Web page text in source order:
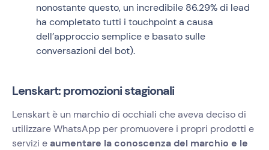
nonostante questo, un incredibile 86.29% di lead
ha completato tutti i touchpoint a causa
dell’approccio semplice e basato sulle
conversazioni del bot).
Lenskart: promozioni stagionali
Lenskart è un marchio di occhiali che aveva deciso di
utilizzare WhatsApp per promuovere i propri prodotti e
servizi eaumentare la conoscenza del marchio e le